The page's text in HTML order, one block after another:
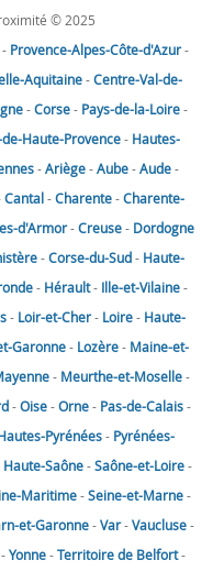
© 2025
- Provence-Alpes-Côte-d'Azur-
Aquitaine-Centre-Val-de-
-Corse- Pays-de-la-Loire-
Haute-Provence- Hautes-
-Ariège-Aube-Aude-
Cantal-Charente-Charente-
d'Armor-Creuse- Dordogne
-Corse-du-Sud- Haute-
- Hérault- Ille-et-Vilaine-
- Loir-et-Cher- Loire- Haute-
Garonne- Lozère- Maine-et-
- Meurthe-et-Moselle-
-Oise-Orne- Pas-de-Calais-
Pyrénées- Pyrénées-
Haute-Saône-Saône-et-Loire-
Maritime-Seine-et-Marne-
et-Garonne-Var-Vaucluse-
Yonne-Territoire de Belfort-